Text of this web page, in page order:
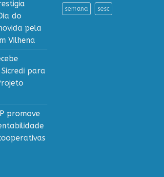
do
pela
Vilhena
para
promove
semana sesc